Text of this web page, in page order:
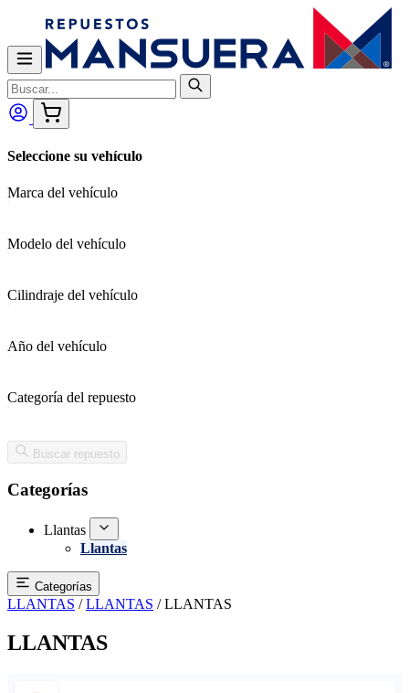
Seleccione su vehículo
Marca del vehículo
Modelo del vehículo
Cilindraje del vehículo
Año del vehículo
Categoría del repuesto
Buscar repuesto
Categorías
Llantas
Llantas
Categorías
LLANTAS / LLANTAS / LLANTAS
LLANTAS